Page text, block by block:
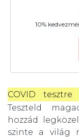
10%
COVID
Teszteld
hozzád
szinte a világ